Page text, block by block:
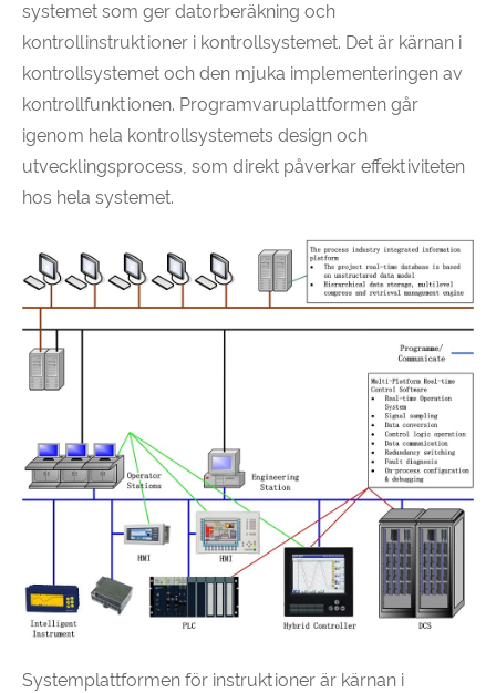
systemet som ger datorberäkning och
kontrollinstruktioner i kontrollsystemet. Det är kärnan i
kontrollsystemet och den mjuka implementeringen av
kontrollfunktionen. Programvaruplattformen går
igenom hela kontrollsystemets design och
utvecklingsprocess, som direkt påverkar effektiviteten
hos hela systemet.
Systemplattformen för instruktioner är kärnan i